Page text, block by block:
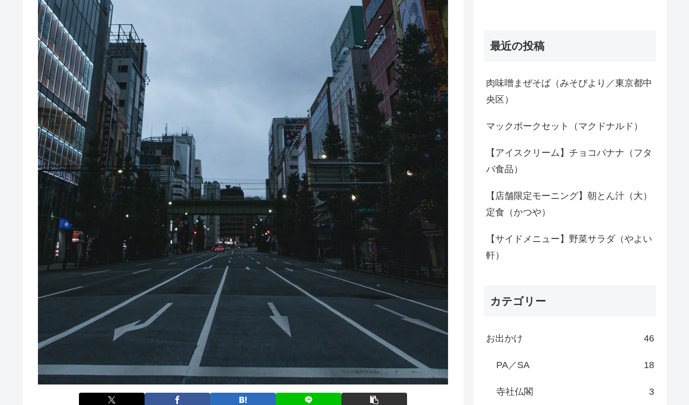
最近の投稿
肉味噌まぜそば（みそびより／東京都中
央区）
マックポークセット（マクドナルド）
【アイスクリーム】チョコバナナ（フタ
バ食品）
【店舗限定モーニング】朝とん汁（大）
定食（かつや）
【サイドメニュー】野菜サラダ（やよい
軒）
カテゴリー
お出かけ 46
PA／SA 18
寺社仏閣 3